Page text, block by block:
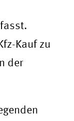
Kauf zu
der